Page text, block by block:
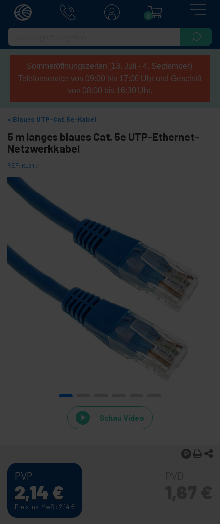
0
Sommeröffnungszeiten (13. Juli - 4. September):
Telefonservice von 09:00 bis 17:00 Uhr und Geschäft
von 08:00 bis 16:30 Uhr.
Blaues UTP-Cat.5e-Kabel
5 m langes blaues Cat. 5e UTP-Ethernet-
Netzwerkkabel
REF: RL017
Schau Video
PVP
2,14 €
Preis inkl MwSt: 2,14 €